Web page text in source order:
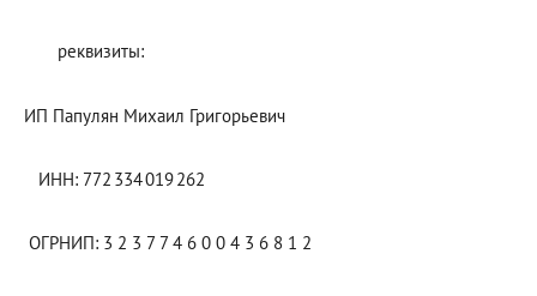
реквизиты:
ИП Папулян Михаил Григорьевич
ИНН: 772 334 019 262
ОГРНИП: 3 2 3 7 7 4 6 0 0 4 3 6 8 1 2